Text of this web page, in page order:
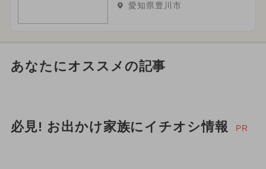
愛知県豊川市
あなたにオススメの記事
必見! お出かけ家族にイチオシ情報 PR